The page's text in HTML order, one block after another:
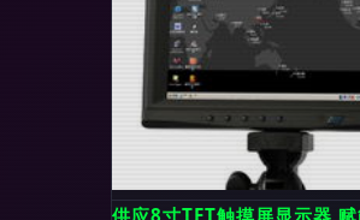
供应8寸TFT触摸屏显示器